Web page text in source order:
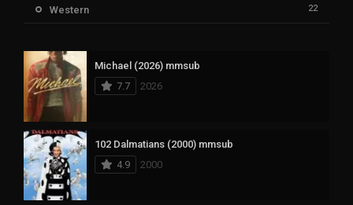
Western 22
Michael (2026) mmsub
7.7
2026
102 Dalmatians (2000) mmsub
4.9
2000